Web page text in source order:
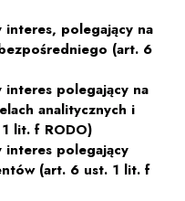
interes, polegający na
(art. 6
interes polegający na
analitycznych i
lit. f RODO)
interes polegający
(art. 6 ust. 1 lit. f